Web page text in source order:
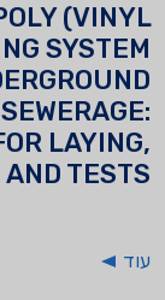
(VINYL
SYSTEM
LAYING,
TESTS
עוד